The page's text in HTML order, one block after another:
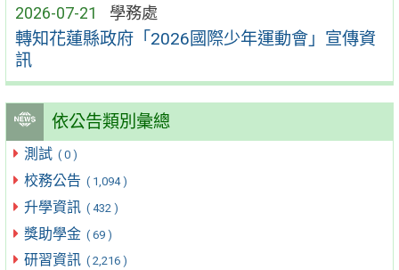
2026-07-21 學務處
轉知花蓮縣政府「2026國際少年運動會」宣傳資
訊
依公告類別彙總
測試 ( 0 )
校務公告 ( 1,094 )
升學資訊 ( 432 )
獎助學金 ( 69 )
研習資訊 ( 2,216 )